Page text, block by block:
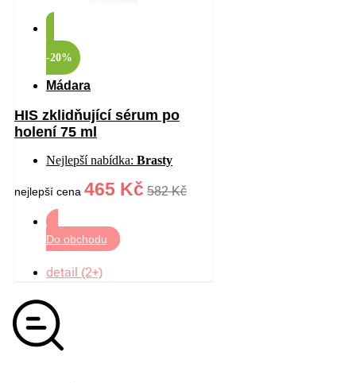
-20%
Mádara
HIS zklidňující sérum po
holení 75 ml
Nejlepší nabídka: Brasty
nejlepší cena 465 Kč 582 Kč
Do obchodu
detail (2+)